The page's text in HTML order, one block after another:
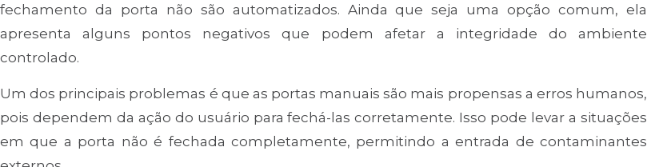
fechamento da porta não são automatizados. Ainda que seja uma opção comum, ela
apresenta alguns pontos negativos que podem afetar a integridade do ambiente
controlado.
Um dos principais problemas é que as portas manuais são mais propensas a erros humanos,
pois dependem da ação do usuário para fechá-las corretamente. Isso pode levar a situações
em que a porta não é fechada completamente, permitindo a entrada de contaminantes